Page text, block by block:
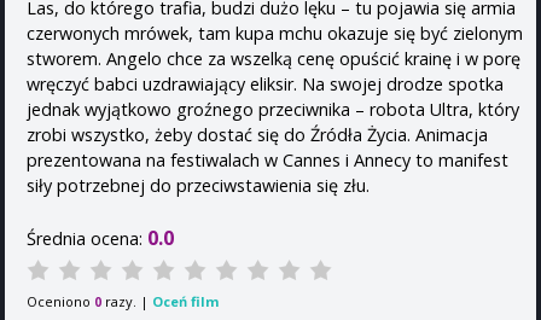
Las, do którego trafia, budzi dużo lęku – tu pojawia się armia
czerwonych mrówek, tam kupa mchu okazuje się być zielonym
stworem. Angelo chce za wszelką cenę opuścić krainę i w porę
wręczyć babci uzdrawiający eliksir. Na swojej drodze spotka
jednak wyjątkowo groźnego przeciwnika – robota Ultra, który
zrobi wszystko, żeby dostać się do Źródła Życia. Animacja
prezentowana na festiwalach w Cannes i Annecy to manifest
siły potrzebnej do przeciwstawienia się złu.
Średnia ocena: 0.0
Oceniono 0 razy. | Oceń film